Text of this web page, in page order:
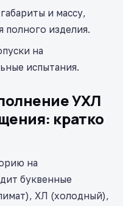
и массу,
полного изделия.
на
испытания.
УХЛ
кратко
на
буквенные
ХЛ (холодный),